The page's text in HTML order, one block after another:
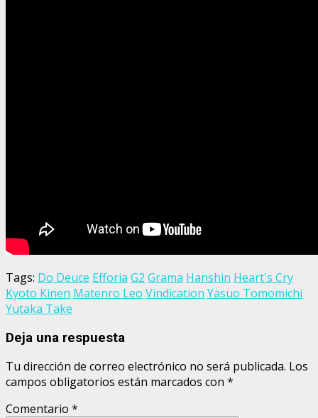
Tags: Do Deuce Efforia G2 Grama Hanshin Heart's Cry
Kyoto Kinen Matenro Leo Vindication Yasuo Tomomichi
Yutaka Take
Deja una respuesta
Tu dirección de correo electrónico no será publicada. Los
campos obligatorios están marcados con *
Comentario *